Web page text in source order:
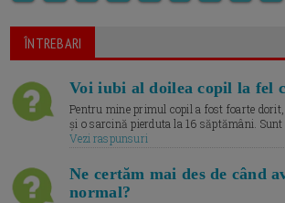
ÎNTREBARI
Voi iubi al doilea copil la fel
Pentru mine primul copil a fost foarte
și o sarcină pierduta la 16 săptămâni.
Vezi raspunsuri
Ne certăm mai des de când
normal?